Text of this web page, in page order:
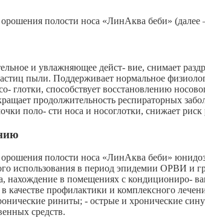
полости носа «ЛинАква беби» (далее
и увлажняющее дейст- вие, снимает
пыли. Поддерживает нормальное
глотки, способствует восстановлению
продолжительность респираторных
поло- сти носа и носоглотки, снижает
полости носа «ЛинАква беби»
использования в период эпидемии ОРВИ и
нахождение в помещениях с кондициониро-
качестве профилактики и комплексного
риниты; - острые и хронические
средств.